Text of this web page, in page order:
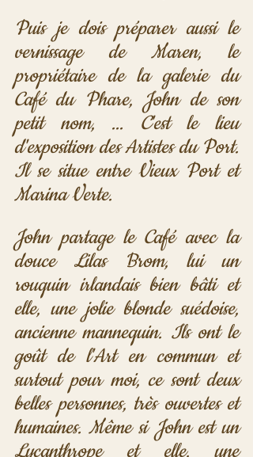
Puis je dois préparer aussi le
vernissage de Maren, le
propriétaire de la galerie du
Café du Phare, John de son
petit nom, ... C'est le lieu
d'exposition des Artistes du Port.
Il se situe entre Vieux Port et
Marina Verte.
John partage le Café avec la
douce Lilas Brom, lui un
rouquin irlandais bien bâti et
elle, une jolie blonde suédoise,
ancienne mannequin. Ils ont le
goût de l'Art en commun et
surtout pour moi, ce sont deux
belles personnes, très ouvertes et
humaines. Même si John est un
Lycanthrope et elle, une